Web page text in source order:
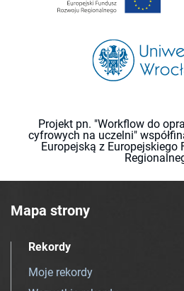
Projekt pn. "Workflow do
cyfrowych na uczelni"
Europejską z Europejskiego
Mapa strony
Rekordy
Moje rekordy